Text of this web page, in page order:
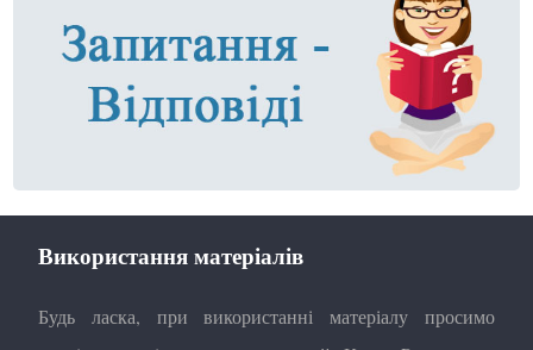
Використання матеріалів
Будь ласка, при використанні матеріалу просимо